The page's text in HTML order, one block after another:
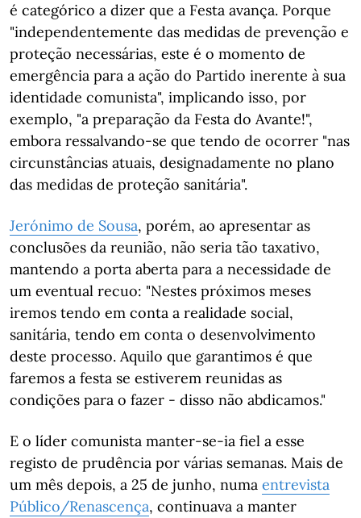
é categórico a dizer que a Festa avança. Porque
"independentemente das medidas de prevenção e
proteção necessárias, este é o momento de
emergência para a ação do Partido inerente à sua
identidade comunista", implicando isso, por
exemplo, "a preparação da Festa do Avante!",
embora ressalvando-se que tendo de ocorrer "nas
circunstâncias atuais, designadamente no plano
das medidas de proteção sanitária".
Jerónimo de Sousa, porém, ao apresentar as
conclusões da reunião, não seria tão taxativo,
mantendo a porta aberta para a necessidade de
um eventual recuo: "Nestes próximos meses
iremos tendo em conta a realidade social,
sanitária, tendo em conta o desenvolvimento
deste processo. Aquilo que garantimos é que
faremos a festa se estiverem reunidas as
condições para o fazer - disso não abdicamos."
E o líder comunista manter-se-ia fiel a esse
registo de prudência por várias semanas. Mais de
um mês depois, a 25 de junho, numa entrevista
Público/Renascença, continuava a manter